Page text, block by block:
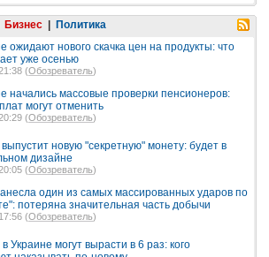
Бизнес | Политика
ожидают нового скачка цен на продукты: что
уже осенью
(Обозреватель)
начались массовые проверки пенсионеров:
могут отменить
(Обозреватель)
новую "секретную" монету: будет в
дизайне
(Обозреватель)
один из самых массированных ударов по
потеряна значительная часть добычи
(Обозреватель)
Украине могут вырасти в 6 раз: кого